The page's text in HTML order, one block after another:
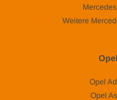
Weitere
Opel
Opel
Opel